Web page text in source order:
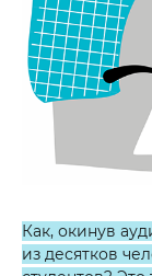
Как, окинув
из десятков